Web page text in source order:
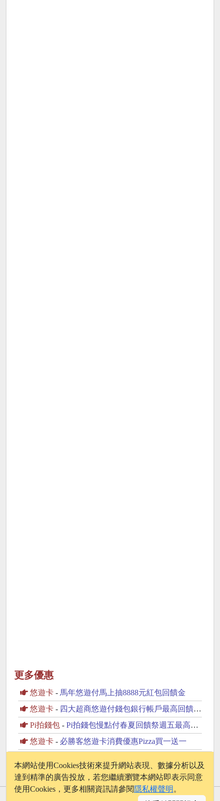
更多優惠
悠遊卡 - 馬年悠遊付馬上抽8888元紅包回饋金
悠遊卡 - 四大超商悠遊付錢包銀行帳戶最高回饋10%
Pi拍錢包 - Pi拍錢包慢點付春夏回饋祭週五最高11%
悠遊卡 - 必勝客悠遊卡消費優惠Pizza買一送一
本網站使用Cookies技術來提升網站表現、數據分析以及
達到精準的廣告投放，若您繼續瀏覽本網站即表示同意
使用Cookies，更多相關資訊請參閱 隱私權聲明 。